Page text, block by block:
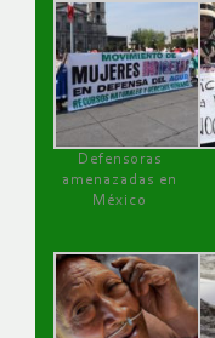
Defensoras
amenazadas en
México